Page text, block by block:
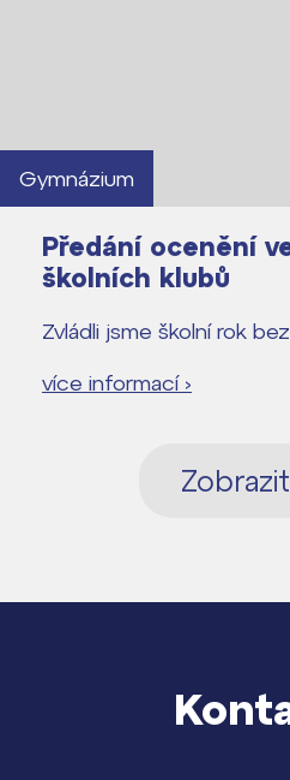
Gymnázium
Předání ocenění
školních klubů
Zvládli jsme školní rok
více informací ›